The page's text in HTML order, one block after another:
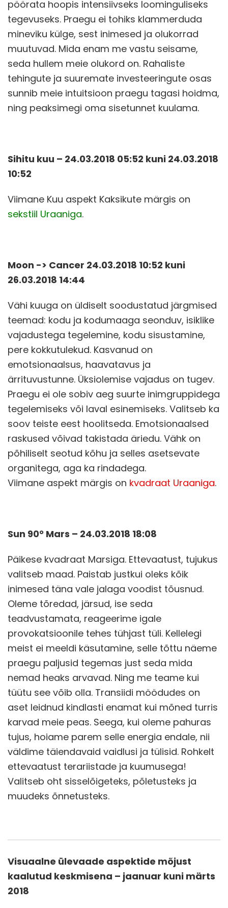
pöörata hoopis intensiivseks loominguliseks
tegevuseks. Praegu ei tohiks klammerduda
mineviku külge, sest inimesed ja olukorrad
muutuvad. Mida enam me vastu seisame,
seda hullem meie olukord on. Rahaliste
tehingute ja suuremate investeeringute osas
sunnib meie intuitsioon praegu tagasi hoidma,
ning peaksimegi oma sisetunnet kuulama.
Sihitu kuu – 24.03.2018 05:52 kuni 24.03.2018
10:52
Viimane Kuu aspekt Kaksikute märgis on
sekstiil Uraaniga.
Moon -> Cancer 24.03.2018 10:52 kuni
26.03.2018 14:44
Vähi kuuga on üldiselt soodustatud järgmised
teemad: kodu ja kodumaaga seonduv, isiklike
vajadustega tegelemine, kodu sisustamine,
pere kokkutulekud. Kasvanud on
emotsionaalsus, haavatavus ja
ärrituvustunne. Üksiolemise vajadus on tugev.
Praegu ei ole sobiv aeg suurte inimgruppidega
tegelemiseks või laval esinemiseks. Valitseb ka
soov teiste eest hoolitseda. Emotsionaalsed
raskused võivad takistada äriedu. Vähk on
põhiliselt seotud kõhu ja selles asetsevate
organitega, aga ka rindadega.
Viimane aspekt märgis on kvadraat Uraaniga.
Sun 90° Mars – 24.03.2018 18:08
Päikese kvadraat Marsiga. Ettevaatust, tujukus
valitseb maad. Paistab justkui oleks kõik
inimesed täna vale jalaga voodist tõusnud.
Oleme tõredad, järsud, ise seda
teadvustamata, reageerime igale
provokatsioonile tehes tühjast tüli. Kellelegi
meist ei meeldi käsutamine, selle tõttu näeme
praegu paljusid tegemas just seda mida
nemad heaks arvavad. Ning me teame kui
tüütu see võib olla. Transiidi möödudes on
aset leidnud kindlasti enamat kui mõned turris
karvad meie peas. Seega, kui oleme pahuras
tujus, hoiame parem selle energia endale, nii
väldime täiendavaid vaidlusi ja tülisid. Rohkelt
ettevaatust terariistade ja kuumusega!
Valitseb oht sisselõigeteks, põletusteks ja
muudeks õnnetusteks.
Visuaalne ülevaade aspektide mõjust
kaalutud keskmisena – jaanuar kuni märts
2018